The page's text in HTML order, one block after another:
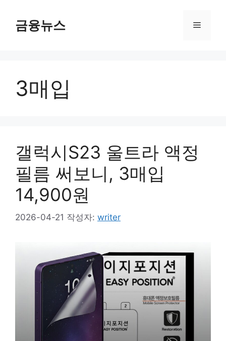
금융뉴스 메
3매입
갤럭시S23 울트라 액정
필름 써보니, 3매입
14,900원
2026-04-21 작성자: writer